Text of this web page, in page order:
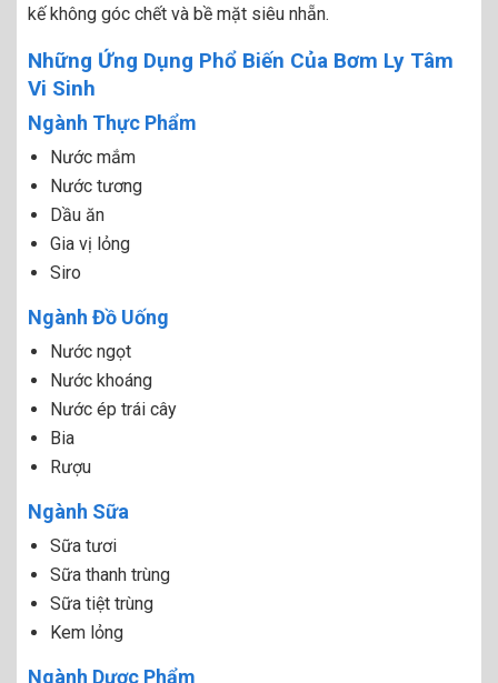
kế không góc chết và bề mặt siêu nhẵn.
Những Ứng Dụng Phổ Biến Của Bơm Ly Tâm
Vi Sinh
Ngành Thực Phẩm
Nước mắm
Nước tương
Dầu ăn
Gia vị lỏng
Siro
Ngành Đồ Uống
Nước ngọt
Nước khoáng
Nước ép trái cây
Bia
Rượu
Ngành Sữa
Sữa tươi
Sữa thanh trùng
Sữa tiệt trùng
Kem lỏng
Ngành Dược Phẩm